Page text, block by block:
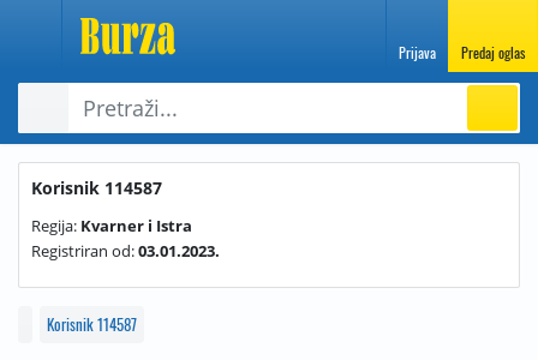
Prijava Predaj oglas
Korisnik 114587
Regija: Kvarner i Istra
Registriran od:03.01.2023.
Korisnik 114587